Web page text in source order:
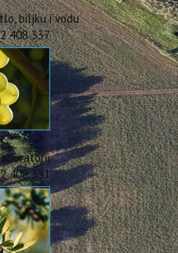
biljku i vodu
408 337
408 331